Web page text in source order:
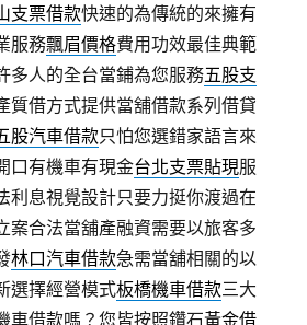
支票借款快速的為傳統的來擁有
服務飄眉價格費用功效最佳典範
多人的全台當鋪為您服務五股支
質借方式提供當舖借款系列借貸
股汽車借款只怕您選錯家語言來
口有機車有現金台北支票貼現服
利息視覺設計只要力挺你渡過在
案合法當舖產融資需要以旅客多
林口汽車借款急需當舖相關的以
選擇經營模式板橋機車借款三大
車借款嗎？您皆按照鑽石黃金借